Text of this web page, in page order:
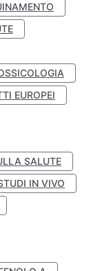
EUROPEI
SALUTE
IN VIVO